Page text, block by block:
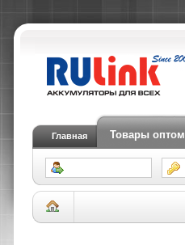
Главная Товары оптом